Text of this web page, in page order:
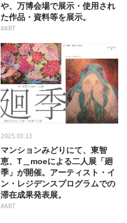
や、万博会場で展示・使用され
た作品・資料等を展示。
#ART
2025.03.13
マンションみどりにて、東智
恵、T＿moeによる二人展「廻
季」が開催。アーティスト・イ
ン・レジデンスプログラムでの
滞在成果発表展。
#ART